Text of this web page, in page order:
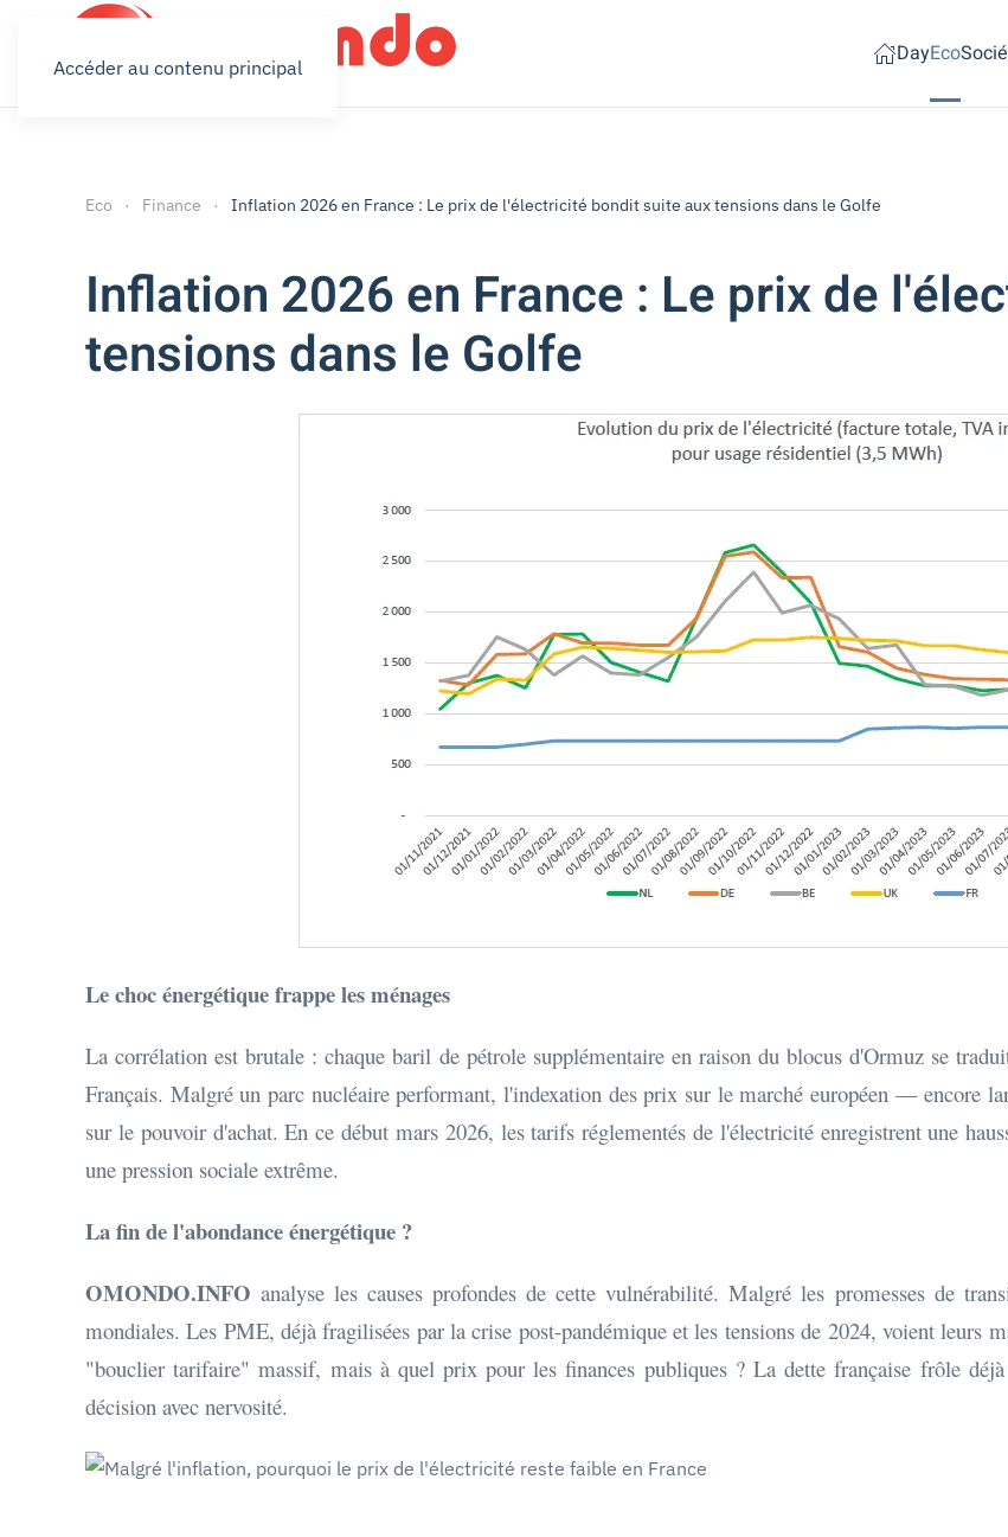
Accéder au contenu principal DayEco
Eco Finance Inflation 2026 en France : Le prix de l'électricité bondit suite aux tensions dans le Golfe
Inflation 2026 en France : Le prix de
tensions dans le Golfe
Le choc énergétique frappe les ménages
La corrélation est brutale : chaque baril de pétrole supplémentaire en raison du blocus d'Ormuz se
Français. Malgré un parc nucléaire performant, l'indexation des prix sur le marché européen — encore
sur le pouvoir d'achat. En ce début mars 2026, les tarifs réglementés de l'électricité enregistrent une
une pression sociale extrême.
La fin de l'abondance énergétique ?
OMONDO.INFO analyse les causes profondes de cette vulnérabilité. Malgré les promesses de
mondiales. Les PME, déjà fragilisées par la crise post-pandémique et les tensions de 2024, voient leurs
"bouclier tarifaire" massif, mais à quel prix pour les finances publiques ? La dette française frôle
décision avec nervosité.